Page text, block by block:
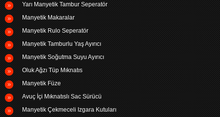
Yarı Manyetik Tambur Seperatör
Manyetik Makaralar
Manyetik Rulo Seperatör
Manyetik Tamburlu Yaş Ayırıcı
Manyetik Soğutma Suyu Ayırıcı
Oluk Ağzı Tüp Mıknatıs
Manyetik Füze
Avuç İçi Mıknatıslı Sac Sürücü
Manyetik Çekmeceli Izgara Kutuları